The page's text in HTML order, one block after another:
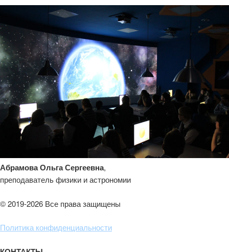
Абрамова Ольга Сергеевна,
преподаватель физики и астрономии
© 2019-2026 Все права защищены
Политика конфиденциальности